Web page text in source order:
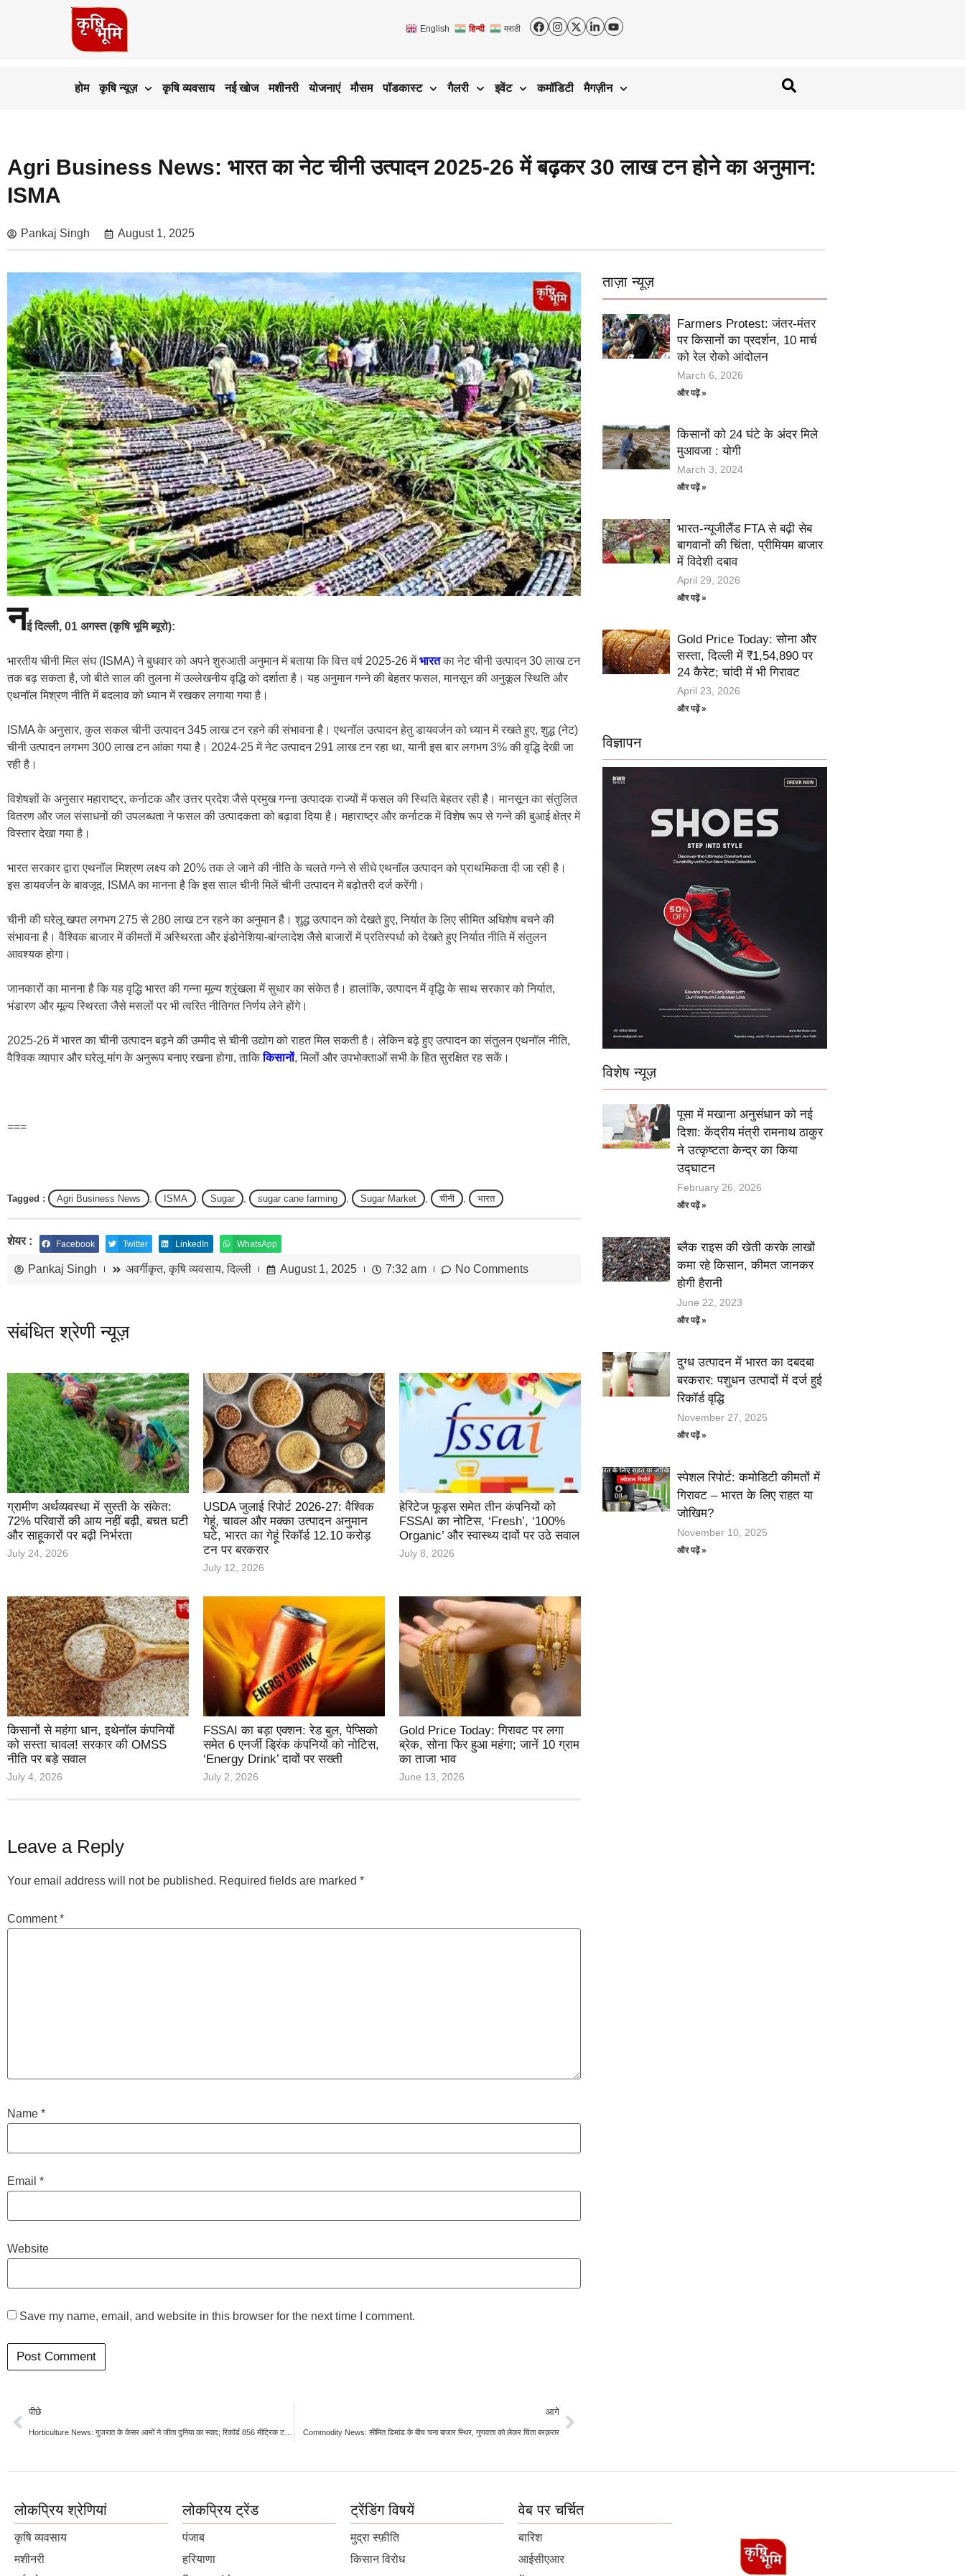
English हिन्दी मराठी
होम कृषि न्यूज़ कृषि व्यवसाय नई खोज मशीनरी योजनाएं मौसम पॉडकास्ट गैलरी इवेंट कमॉडिटी मैगज़ीन
Agri Business News: भारत का नेट चीनी उत्पादन 2025-26 में बढ़कर 30 लाख टन होने का अनुमान:
ISMA
Pankaj Singh August 1, 2025
नई दिल्ली, 01 अगस्त (कृषि भूमि ब्यूरो):
भारतीय चीनी मिल संघ (ISMA) ने बुधवार को अपने शुरुआती अनुमान में बताया कि वित्त वर्ष 2025-26 मेंभारतका नेट चीनी उत्पादन 30 लाख टन
तक बढ़ सकता है, जो बीते साल की तुलना में उल्लेखनीय वृद्धि को दर्शाता है। यह अनुमान गन्ने की बेहतर फसल, मानसून की अनुकूल स्थिति और
एथनॉल मिश्रण नीति में बदलाव को ध्यान में रखकर लगाया गया है।
ISMA के अनुसार, कुल सकल चीनी उत्पादन 345 लाख टन रहने की संभावना है। एथनॉल उत्पादन हेतु डायवर्जन को ध्यान में रखते हुए, शुद्ध (नेट)
चीनी उत्पादन लगभग 300 लाख टन आंका गया है। 2024-25 में नेट उत्पादन 291 लाख टन रहा था, यानी इस बार लगभग 3% की वृद्धि देखी जा
रही है।
विशेषज्ञों के अनुसार महाराष्ट्र, कर्नाटक और उत्तर प्रदेश जैसे प्रमुख गन्ना उत्पादक राज्यों में फसल की स्थिति बेहतर रही है। मानसून का संतुलित
वितरण और जल संसाधनों की उपलब्धता ने फसल की उत्पादकता को बढ़ावा दिया है। महाराष्ट्र और कर्नाटक में विशेष रूप से गन्ने की बुआई क्षेत्र में
विस्तार देखा गया है।
भारत सरकार द्वारा एथनॉल मिश्रण लक्ष्य को 20% तक ले जाने की नीति के चलते गन्ने से सीधे एथनॉल उत्पादन को प्राथमिकता दी जा रही है।
इस डायवर्जन के बावजूद, ISMA का मानना है कि इस साल चीनी मिलें चीनी उत्पादन में बढ़ोतरी दर्ज करेंगी।
चीनी की घरेलू खपत लगभग 275 से 280 लाख टन रहने का अनुमान है। शुद्ध उत्पादन को देखते हुए, निर्यात के लिए सीमित अधिशेष बचने की
संभावना है। वैश्विक बाजार में कीमतों में अस्थिरता और इंडोनेशिया-बांग्लादेश जैसे बाजारों में प्रतिस्पर्धा को देखते हुए निर्यात नीति में संतुलन
आवश्यक होगा।
जानकारों का मानना है कि यह वृद्धि भारत की गन्ना मूल्य श्रृंखला में सुधार का संकेत है। हालांकि, उत्पादन में वृद्धि के साथ सरकार को निर्यात,
भंडारण और मूल्य स्थिरता जैसे मसलों पर भी त्वरित नीतिगत निर्णय लेने होंगे।
2025-26 में भारत का चीनी उत्पादन बढ़ने की उम्मीद से चीनी उद्योग को राहत मिल सकती है। लेकिन बढ़े हुए उत्पादन का संतुलन एथनॉल नीति,
वैश्विक व्यापार और घरेलू मांग के अनुरूप बनाए रखना होगा, ताकिकिसानों, मिलों और उपभोक्ताओं सभी के हित सुरक्षित रह सकें।
===
Tagged : Agri Business News , ISMA , Sugar , sugar cane farming , Sugar Market , चीनी , भारत
शेयर : Facebook Twitter LinkedIn WhatsApp
Pankaj Singh अवर्गीकृत,कृषि व्यवसाय,दिल्ली August 1, 2025 7:32 am No Comments
संबंधित श्रेणी न्यूज़
ग्रामीण अर्थव्यवस्था में सुस्ती के संकेत:
72% परिवारों की आय नहीं बढ़ी, बचत घटी
और साहूकारों पर बढ़ी निर्भरता
July 24, 2026
USDA जुलाई रिपोर्ट 2026-27: वैश्विक
गेहूं, चावल और मक्का उत्पादन अनुमान
घटे, भारत का गेहूं रिकॉर्ड 12.10 करोड़
टन पर बरकरार
July 12, 2026
हेरिटेज फूड्स समेत तीन कंपनियों को
FSSAI का नोटिस, ‘Fresh’, ‘100%
Organic’ और स्वास्थ्य दावों पर उठे सवाल
July 8, 2026
किसानों से महंगा धान, इथेनॉल कंपनियों
को सस्ता चावल! सरकार की OMSS
नीति पर बड़े सवाल
July 4, 2026
FSSAI का बड़ा एक्शन: रेड बुल, पेप्सिको
समेत 6 एनर्जी ड्रिंक कंपनियों को नोटिस,
‘Energy Drink’ दावों पर सख्ती
July 2, 2026
Gold Price Today: गिरावट पर लगा
ब्रेक, सोना फिर हुआ महंगा; जानें 10 ग्राम
का ताजा भाव
June 13, 2026
Leave a Reply
Your email address will not be published. Required fields are marked *
Comment*
Name *
Email *
Website
Save my name, email, and website in this browser for the next time I comment.
पीछे
Horticulture News: गुजरात के केसर आमों ने जीता दुनिया का स्वाद; रिकॉर्ड 856 मीट्रिक टन का निर्यात
आगे
Commodity News: सीमित डिमांड के बीच चना बाजार स्थिर, गुणवत्ता को लेकर चिंता बरक़रार
ताज़ा न्यूज़
Farmers Protest: जंतर-मंतर
पर किसानों का प्रदर्शन, 10 मार्च
को रेल रोको आंदोलन
March 6, 2026
और पढ़ें »
किसानों को 24 घंटे के अंदर मिले
मुआवजा : योगी
March 3, 2024
और पढ़ें »
भारत-न्यूजीलैंड FTA से बढ़ी सेब
बागवानों की चिंता, प्रीमियम बाजार
में विदेशी दबाव
April 29, 2026
और पढ़ें »
Gold Price Today: सोना और
सस्ता, दिल्ली में ₹1,54,890 पर
24 कैरेट; चांदी में भी गिरावट
April 23, 2026
और पढ़ें »
विज्ञापन
विशेष न्यूज़
पूसा में मखाना अनुसंधान को नई
दिशा: केंद्रीय मंत्री रामनाथ ठाकुर
ने उत्कृष्टता केन्द्र का किया
उद्घाटन
February 26, 2026
और पढ़ें »
ब्लैक राइस की खेती करके लाखों
कमा रहे किसान, कीमत जानकर
होगी हैरानी
June 22, 2023
और पढ़ें »
दुग्ध उत्पादन में भारत का दबदबा
बरकरार: पशुधन उत्पादों में दर्ज हुई
रिकॉर्ड वृद्धि
November 27, 2025
और पढ़ें »
स्पेशल रिपोर्ट: कमोडिटी कीमतों में
गिरावट – भारत के लिए राहत या
जोखिम?
November 10, 2025
और पढ़ें »
लोकप्रिय श्रेणियां
कृषि व्यवसाय
मशीनरी
लोकप्रिय ट्रेंड
पंजाब
हरियाणा
ट्रेंडिंग विषयें
मुद्रा स्फ़ीति
किसान विरोध
वेब पर चर्चित
बारिश
आईसीएआर